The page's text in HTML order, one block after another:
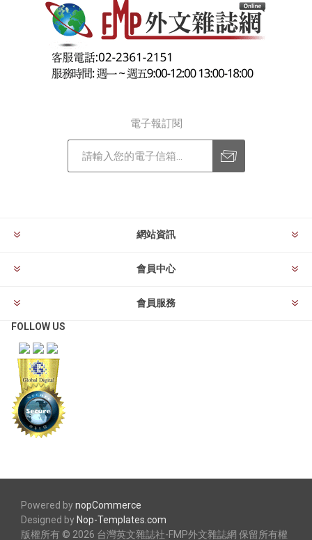
電子報訂閱
網站資訊
會員中心
會員服務
FOLLOW US
Powered bynopCommerce
Designed by Nop-Templates.com
版權所有 © 2026 台灣英文雜誌社-FMP外文雜誌網 保留所有權